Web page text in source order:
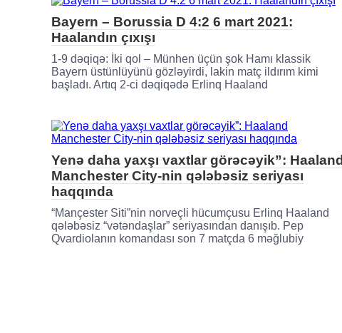
Bayern – Borussia D 4:2 6 mart 2021:
Haalandın çıxışı
1-9 dəqiqə: İki qol – Münhen üçün şok Hamı klassik
Bayern üstünlüyünü gözləyirdi, lakin matç ildırım kimi
başladı. Artıq 2-ci dəqiqədə Erlinq Haaland
Yenə daha yaxşı vaxtlar görəcəyik”: Haaland
Manchester City-nin qələbəsiz seriyası
haqqında
“Mançester Siti”nin norveçli hücumçusu Erlinq Haaland
qələbəsiz “vətəndaşlar” seriyasından danışıb. Pep
Qvardiolanın komandası son 7 matçda 6 məğlubiy